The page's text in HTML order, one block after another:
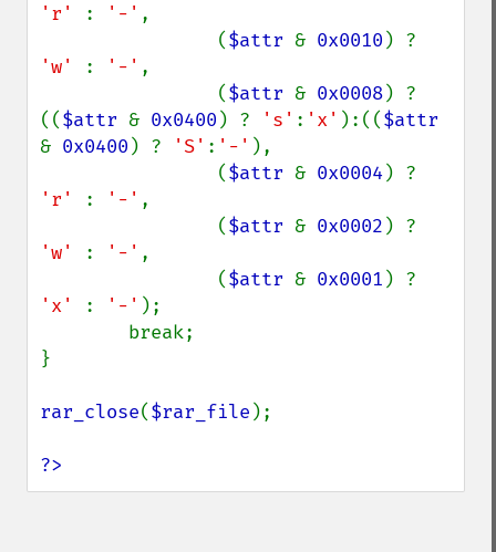
'r'
: '-' ,
                (
$attr & 0x0010
'w'
: '-' ,
                (
$attr & 0x0008) ?
(($attr & 0x0400 ) ? 's' : 'x' ):((
& 0x0400 ) ? 'S' : '-' ),
                (
$attr & 0x0004
'r'
: '-' ,
                (
$attr & 0x0002
'w'
: '-' ,
                (
$attr & 0x0001
'x'
: '-' );
}
rar_close($rar_file );
?>